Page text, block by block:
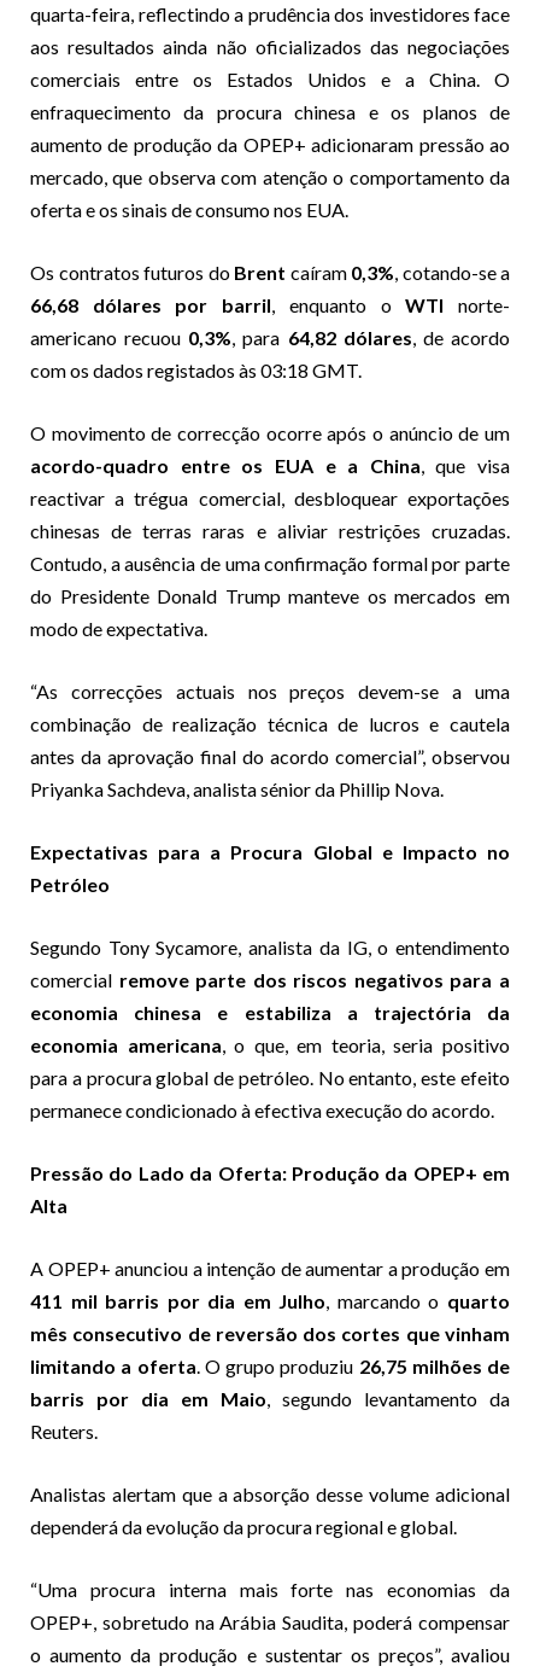
quarta-feira, reflectindo a prudência dos investidores face
aos resultados ainda não oficializados das negociações
comerciais entre os Estados Unidos e a China. O
enfraquecimento da procura chinesa e os planos de
aumento de produção da OPEP+ adicionaram pressão ao
mercado, que observa com atenção o comportamento da
oferta e os sinais de consumo nos EUA.
Os contratos futuros do Brent caíram 0,3%, cotando-se a
66,68 dólares por barril, enquanto oWTI norte-
americano recuou 0,3%, para 64,82 dólares, de acordo
com os dados registados às 03:18 GMT.
O movimento de correcção ocorre após o anúncio de um
acordo-quadro entre os EUA e a China, que visa
reactivar a trégua comercial, desbloquear exportações
chinesas de terras raras e aliviar restrições cruzadas.
Contudo, a ausência de uma confirmação formal por parte
do Presidente Donald Trump manteve os mercados em
modo de expectativa.
“As correcções actuais nos preços devem-se a uma
combinação de realização técnica de lucros e cautela
antes da aprovação final do acordo comercial”, observou
Priyanka Sachdeva, analista sénior da Phillip Nova.
Expectativas para a Procura Global e Impacto no
Petróleo
Segundo Tony Sycamore, analista da IG, o entendimento
comercial remove parte dos riscos negativos para a
economia chinesa e estabiliza a trajectória da
economia americana, o que, em teoria, seria positivo
para a procura global de petróleo. No entanto, este efeito
permanece condicionado à efectiva execução do acordo.
Pressão do Lado da Oferta: Produção da OPEP+ em
Alta
A OPEP+ anunciou a intenção de aumentar a produção em
411 mil barris por dia em Julho, marcando o quarto
mês consecutivo de reversão dos cortes que vinham
limitando a oferta. O grupo produziu 26,75 milhões de
barris por dia em Maio, segundo levantamento da
Reuters.
Analistas alertam que a absorção desse volume adicional
dependerá da evolução da procura regional e global.
“Uma procura interna mais forte nas economias da
OPEP+, sobretudo na Arábia Saudita, poderá compensar
o aumento da produção e sustentar os preços”, avaliou